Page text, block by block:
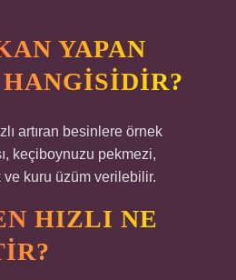
YAPAN
artıran besinlere örnek
keçiboynuzu pekmezi,
ve kuru üzüm verilebilir.
HIZLI NE